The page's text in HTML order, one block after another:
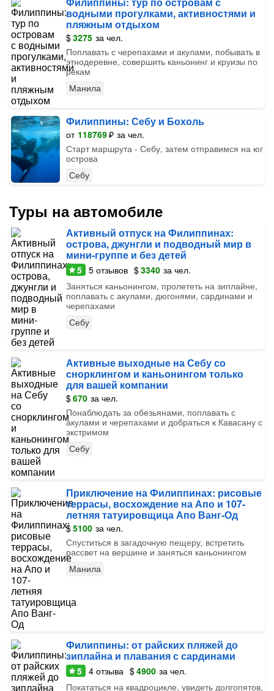
водными прогулками, активностями и
пляжным отдыхом
$3275 за чел.
Поплавать с черепахами и акулами, побывать в
этнодеревне, совершить каньонинг и круизы по
рекам
Манила
Филиппины: Себу и Бохоль
от 118769₽ за чел.
Старт маршрута - Себу, затем отправимся на юг
острова
Себу
Туры на автомобиле
Активный отпуск на Филиппинах:
острова, джунгли и подводный мир в
мини-группе и без детей
5 5 отзывов $3340 за чел.
Заняться каньонингом, пролететь на зиплайне,
поплавать с акулами, дюгонями, сардинами и
черепахами
Себу
Активные выходные на Себу со
снорклингом и каньонингом только
для вашей компании
$670 за чел.
Понаблюдать за обезьянами, поплавать с
акулами и черепахами и добраться к Кавасану с
экстримом
Себу
Приключение на Филиппинах: рисовые
террасы, восхождение на Апо и 107-
летняя татуировщица Апо Ванг-Од
$5100 за чел.
Спуститься в загадочную пещеру, встретить
рассвет на вершине и заняться каньонингом
Манила
Филиппины: от райских пляжей до
зиплайна и плавания с сардинами
5 4 отзыва $4900 за чел.
Покататься на квадроцикле, увидеть долгопятов,